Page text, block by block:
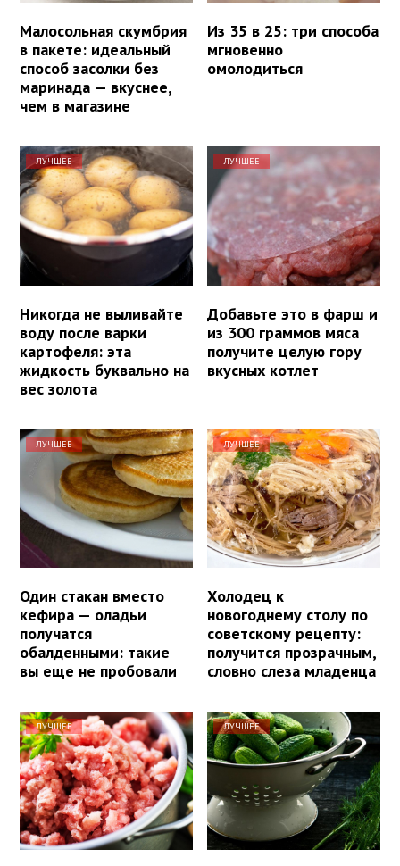
Малосольная скумбрия
в пакете: идеальный
способ засолки без
маринада — вкуснее,
чем в магазине
Из 35 в 25: три способа
мгновенно
омолодиться
ЛУЧШЕЕ
Никогда не выливайте
воду после варки
картофеля: эта
жидкость буквально на
вес золота
ЛУЧШЕЕ
Добавьте это в фарш и
из 300 граммов мяса
получите целую гору
вкусных котлет
ЛУЧШЕЕ
Один стакан вместо
кефира — оладьи
получатся
обалденными: такие
вы еще не пробовали
ЛУЧШЕЕ
Холодец к
новогоднему столу по
советскому рецепту:
получится прозрачным,
словно слеза младенца
ЛУЧШЕЕ ЛУЧШЕЕ